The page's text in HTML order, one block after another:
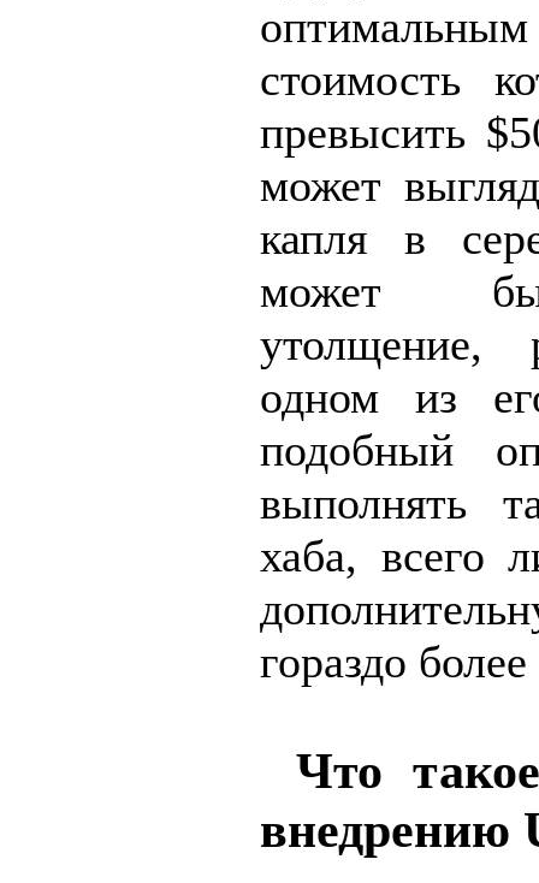
стоимость
превысить
может
капля в
может
утолщение,
одном из
подобный
выполнять
хаба, всего
гораздо
Что
внедрению